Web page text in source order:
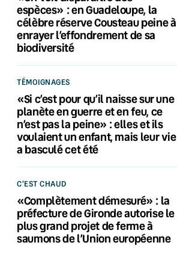
espèces» : en Guadeloupe, la
célèbre réserve Cousteau peine à
enrayer l’effondrement de sa
biodiversité
TÉMOIGNAGES
«Si c’est pour qu’il naisse sur une
planète en guerre et en feu, ce
n’est pas la peine» : elles et ils
voulaient un enfant, mais leur vie
a basculé cet été
C'EST CHAUD
«Complètement démesuré» : la
préfecture de Gironde autorise le
plus grand projet de ferme à
saumons de l’Union européenne